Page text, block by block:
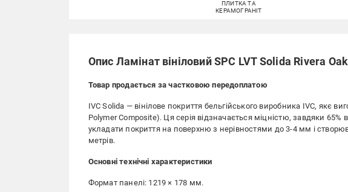
ПЛИТКА ТА
КЕРАМОГРАНІТ
Опис Ламінат вініловий SPC LVT Solida Rivera
Товар продається за частковою передоплатою
IVC Solida — вінілове покриття бельгійського виробника IVC, якє
Polymer Composite). Ця серія відзначається міцністю, завдяки
укладати покриття на поверхню з нерівностями до 3-4 мм і
метрів.
Основні технічні характеристики
Формат панелі: 1219 × 178 мм.